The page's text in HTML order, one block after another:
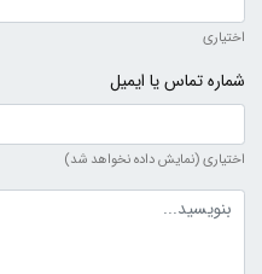
اختیاری
شماره تماس یا ایمیل
اختیاری (نمایش داده نخواهد شد)
متن دیدگاه